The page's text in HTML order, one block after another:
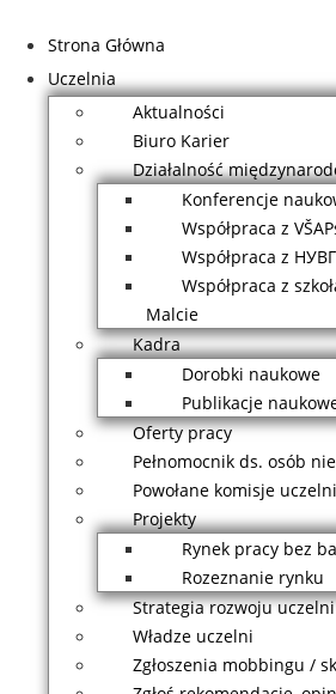
treści
Strona Główna
Uczelnia
Aktualności
Biuro Karier
Działalność
Konferencje
Współpraca z
Współpraca z
Współpraca z
Malcie
Kadra
Dorobki naukowe
Publikacje
Oferty pracy
Pełnomocnik ds. osób
Powołane komisje
Projekty
Rynek pracy bez
Rozeznanie rynku
Strategia rozwoju uczelni
Władze uczelni
Zgłoszenia mobbingu /